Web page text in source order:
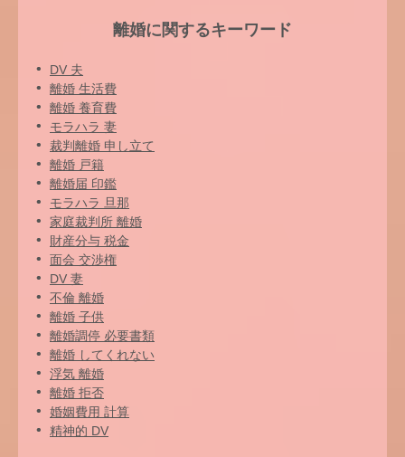
離婚に関するキーワード
DV 夫
離婚 生活費
離婚 養育費
モラハラ 妻
裁判離婚 申し立て
離婚 戸籍
離婚届 印鑑
モラハラ 旦那
家庭裁判所 離婚
財産分与 税金
面会 交渉権
DV 妻
不倫 離婚
離婚 子供
離婚調停 必要書類
離婚 してくれない
浮気 離婚
離婚 拒否
婚姻費用 計算
精神的 DV